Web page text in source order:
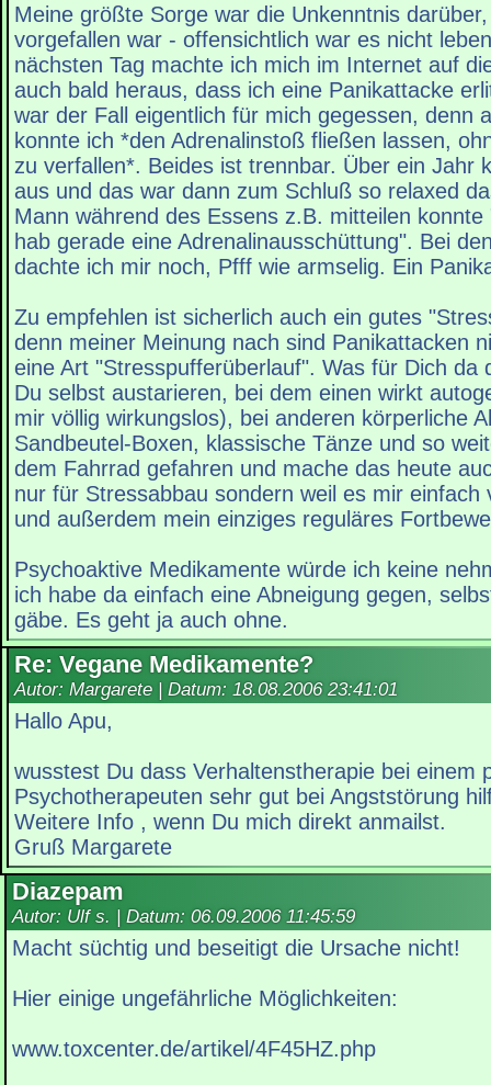
Meine größte Sorge war die Unkenntnis
vorgefallen war - offensichtlich war es nicht
nächsten Tag machte ich mich im Internet auf
auch bald heraus, dass ich eine Panikattacke
war der Fall eigentlich für mich gegessen, denn
konnte ich *den Adrenalinstoß fließen lassen,
zu verfallen*. Beides ist trennbar. Über ein Jahr
aus und das war dann zum Schluß so relaxed
Mann während des Essens z.B. mitteilen
hab gerade eine Adrenalinausschüttung". Bei
dachte ich mir noch, Pfff wie armselig. Ein
Zu empfehlen ist sicherlich auch ein gutes
denn meiner Meinung nach sind Panikattacken
eine Art "Stresspufferüberlauf". Was für Dich da
Du selbst austarieren, bei dem einen wirkt
mir völlig wirkungslos), bei anderen körperliche
Sandbeutel-Boxen, klassische Tänze und so
dem Fahrrad gefahren und mache das heute
nur für Stressabbau sondern weil es mir einfach
und außerdem mein einziges reguläres
Psychoaktive Medikamente würde ich keine
ich habe da einfach eine Abneigung gegen,
gäbe. Es geht ja auch ohne.
Re: Vegane Medikamente?
Autor: Margarete | Datum: 18.08.2006 23:41:01
Hallo Apu,
wusstest Du dass Verhaltenstherapie bei einem
Psychotherapeuten sehr gut bei Angststörung
Weitere Info , wenn Du mich direkt anmailst.
Gruß Margarete
Diazepam
Autor: Ulf s. | Datum: 06.09.2006 11:45:59
Macht süchtig und beseitigt die Ursache nicht!
Hier einige ungefährliche Möglichkeiten:
www.toxcenter.de/artikel/4F45HZ.php